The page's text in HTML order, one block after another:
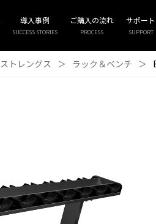
導入事例
SUCCESS STORIES
ご購入の流れ
PROCESS
サポート
SUPPORT
ストレングス ＞ ラック＆ベンチ ＞